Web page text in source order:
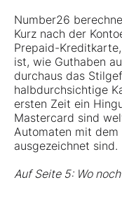
Number26
Kurz nach der
Prepaid-
ist, wie Guthaben
durchaus das
halbdurchsichtige
ersten Zeit ein
Mastercard sind
Automaten mit
ausgezeichnet sind.
Auf Seite 5: Wo